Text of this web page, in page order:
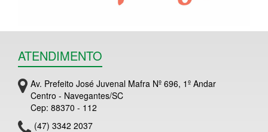
ATENDIMENTO
Av. Prefeito José Juvenal Mafra Nº 696, 1º Andar
Centro - Navegantes/SC
Cep: 88370 - 112
(47) 3342 2037